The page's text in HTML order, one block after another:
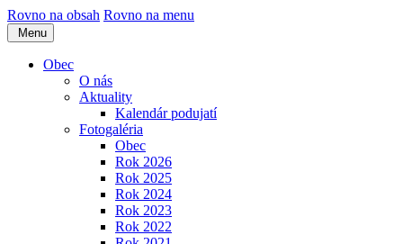
Rovno na obsah Rovno na menu
Menu
Obec
O nás
Aktuality
Kalendár podujatí
Fotogaléria
Obec
Rok 2026
Rok 2025
Rok 2024
Rok 2023
Rok 2022